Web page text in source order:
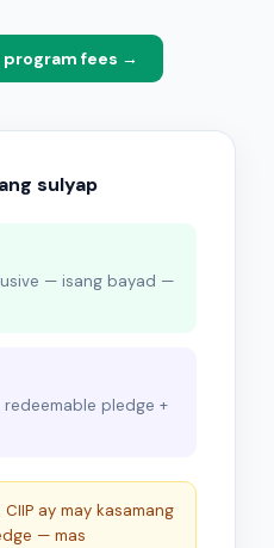
program fees →
sulyap
— isang bayad —
redeemable pledge +
ay may kasamang
— mas